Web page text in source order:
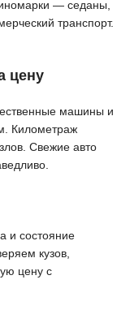
— седаны,
транспорт.
цену
машины и
Километраж
Свежие авто
и состояние
кузов,
цену с